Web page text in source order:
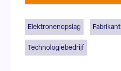
Elektronenopslag Fabrikant
Technologiebedrijf